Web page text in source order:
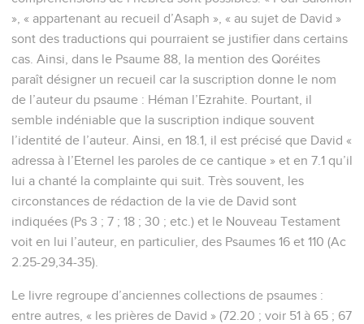
», « appartenant au recueil d’Asaph », « au sujet de David »
sont des traductions qui pourraient se justifier dans certains
cas. Ainsi, dans le Psaume 88, la mention des Qoréites
paraît désigner un recueil car la suscription donne le nom
de l’auteur du psaume : Héman l’Ezrahite. Pourtant, il
semble indéniable que la suscription indique souvent
l’identité de l’auteur. Ainsi, en 18.1, il est précisé que David «
adressa à l’Eternel les paroles de ce cantique » et en 7.1 qu’il
lui a chanté la complainte qui suit. Très souvent, les
circonstances de rédaction de la vie de David sont
indiquées (Ps 3 ; 7 ; 18 ; 30 ; etc.) et le Nouveau Testament
voit en lui l’auteur, en particulier, des Psaumes 16 et 110 (Ac
2.25-29,34-35).
Le livre regroupe d’anciennes collections de psaumes :
entre autres, « les prières de David » (72.20 ; voir 51 à 65 ; 67